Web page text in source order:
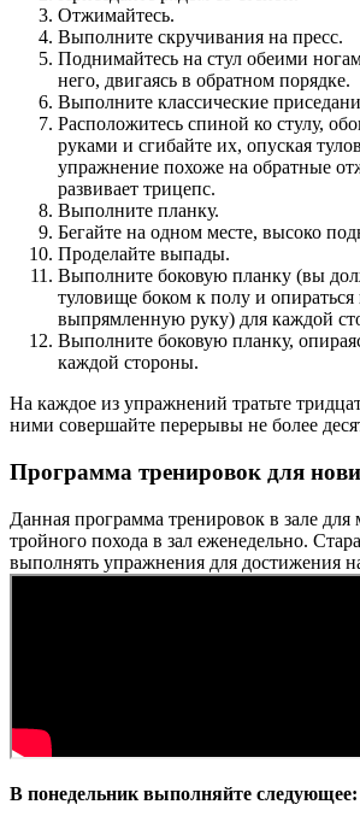
Отжимайтесь.
Выполните скручивания на пресс.
Поднимайтесь на стул обеими
него, двигаясь в обратном порядке.
Выполните классические
Расположитесь спиной ко стулу,
руками и сгибайте их, опуская
упражнение похоже на обратные
развивает трицепс.
Выполните планку.
Бегайте на одном месте, высоко
Проделайте выпады.
Выполните боковую планку (вы
туловище боком к полу и опираться
выпрямленную руку) для каждой
Выполните боковую планку,
каждой стороны.
На каждое из упражнений тратьте
ними совершайте перерывы не более
Программа тренировок для
Данная программа тренировок в зале
тройного похода в зал еженедельно.
выполнять упражнения для достижения
В понедельник выполняйте следующее: